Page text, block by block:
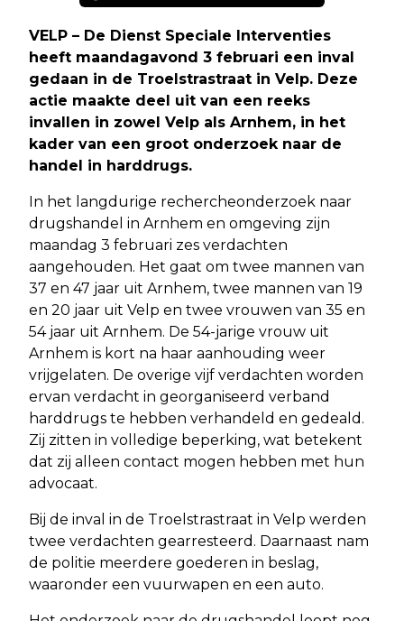
VELP – De Dienst Speciale Interventies
heeft maandagavond 3 februari een inval
gedaan in de Troelstrastraat in Velp. Deze
actie maakte deel uit van een reeks
invallen in zowel Velp als Arnhem, in het
kader van een groot onderzoek naar de
handel in harddrugs.
In het langdurige rechercheonderzoek naar
drugshandel in Arnhem en omgeving zijn
maandag 3 februari zes verdachten
aangehouden. Het gaat om twee mannen van
37 en 47 jaar uit Arnhem, twee mannen van 19
en 20 jaar uit Velp en twee vrouwen van 35 en
54 jaar uit Arnhem. De 54-jarige vrouw uit
Arnhem is kort na haar aanhouding weer
vrijgelaten. De overige vijf verdachten worden
ervan verdacht in georganiseerd verband
harddrugs te hebben verhandeld en gedeald.
Zij zitten in volledige beperking, wat betekent
dat zij alleen contact mogen hebben met hun
advocaat.
Bij de inval in de Troelstrastraat in Velp werden
twee verdachten gearresteerd. Daarnaast nam
de politie meerdere goederen in beslag,
waaronder een vuurwapen en een auto.